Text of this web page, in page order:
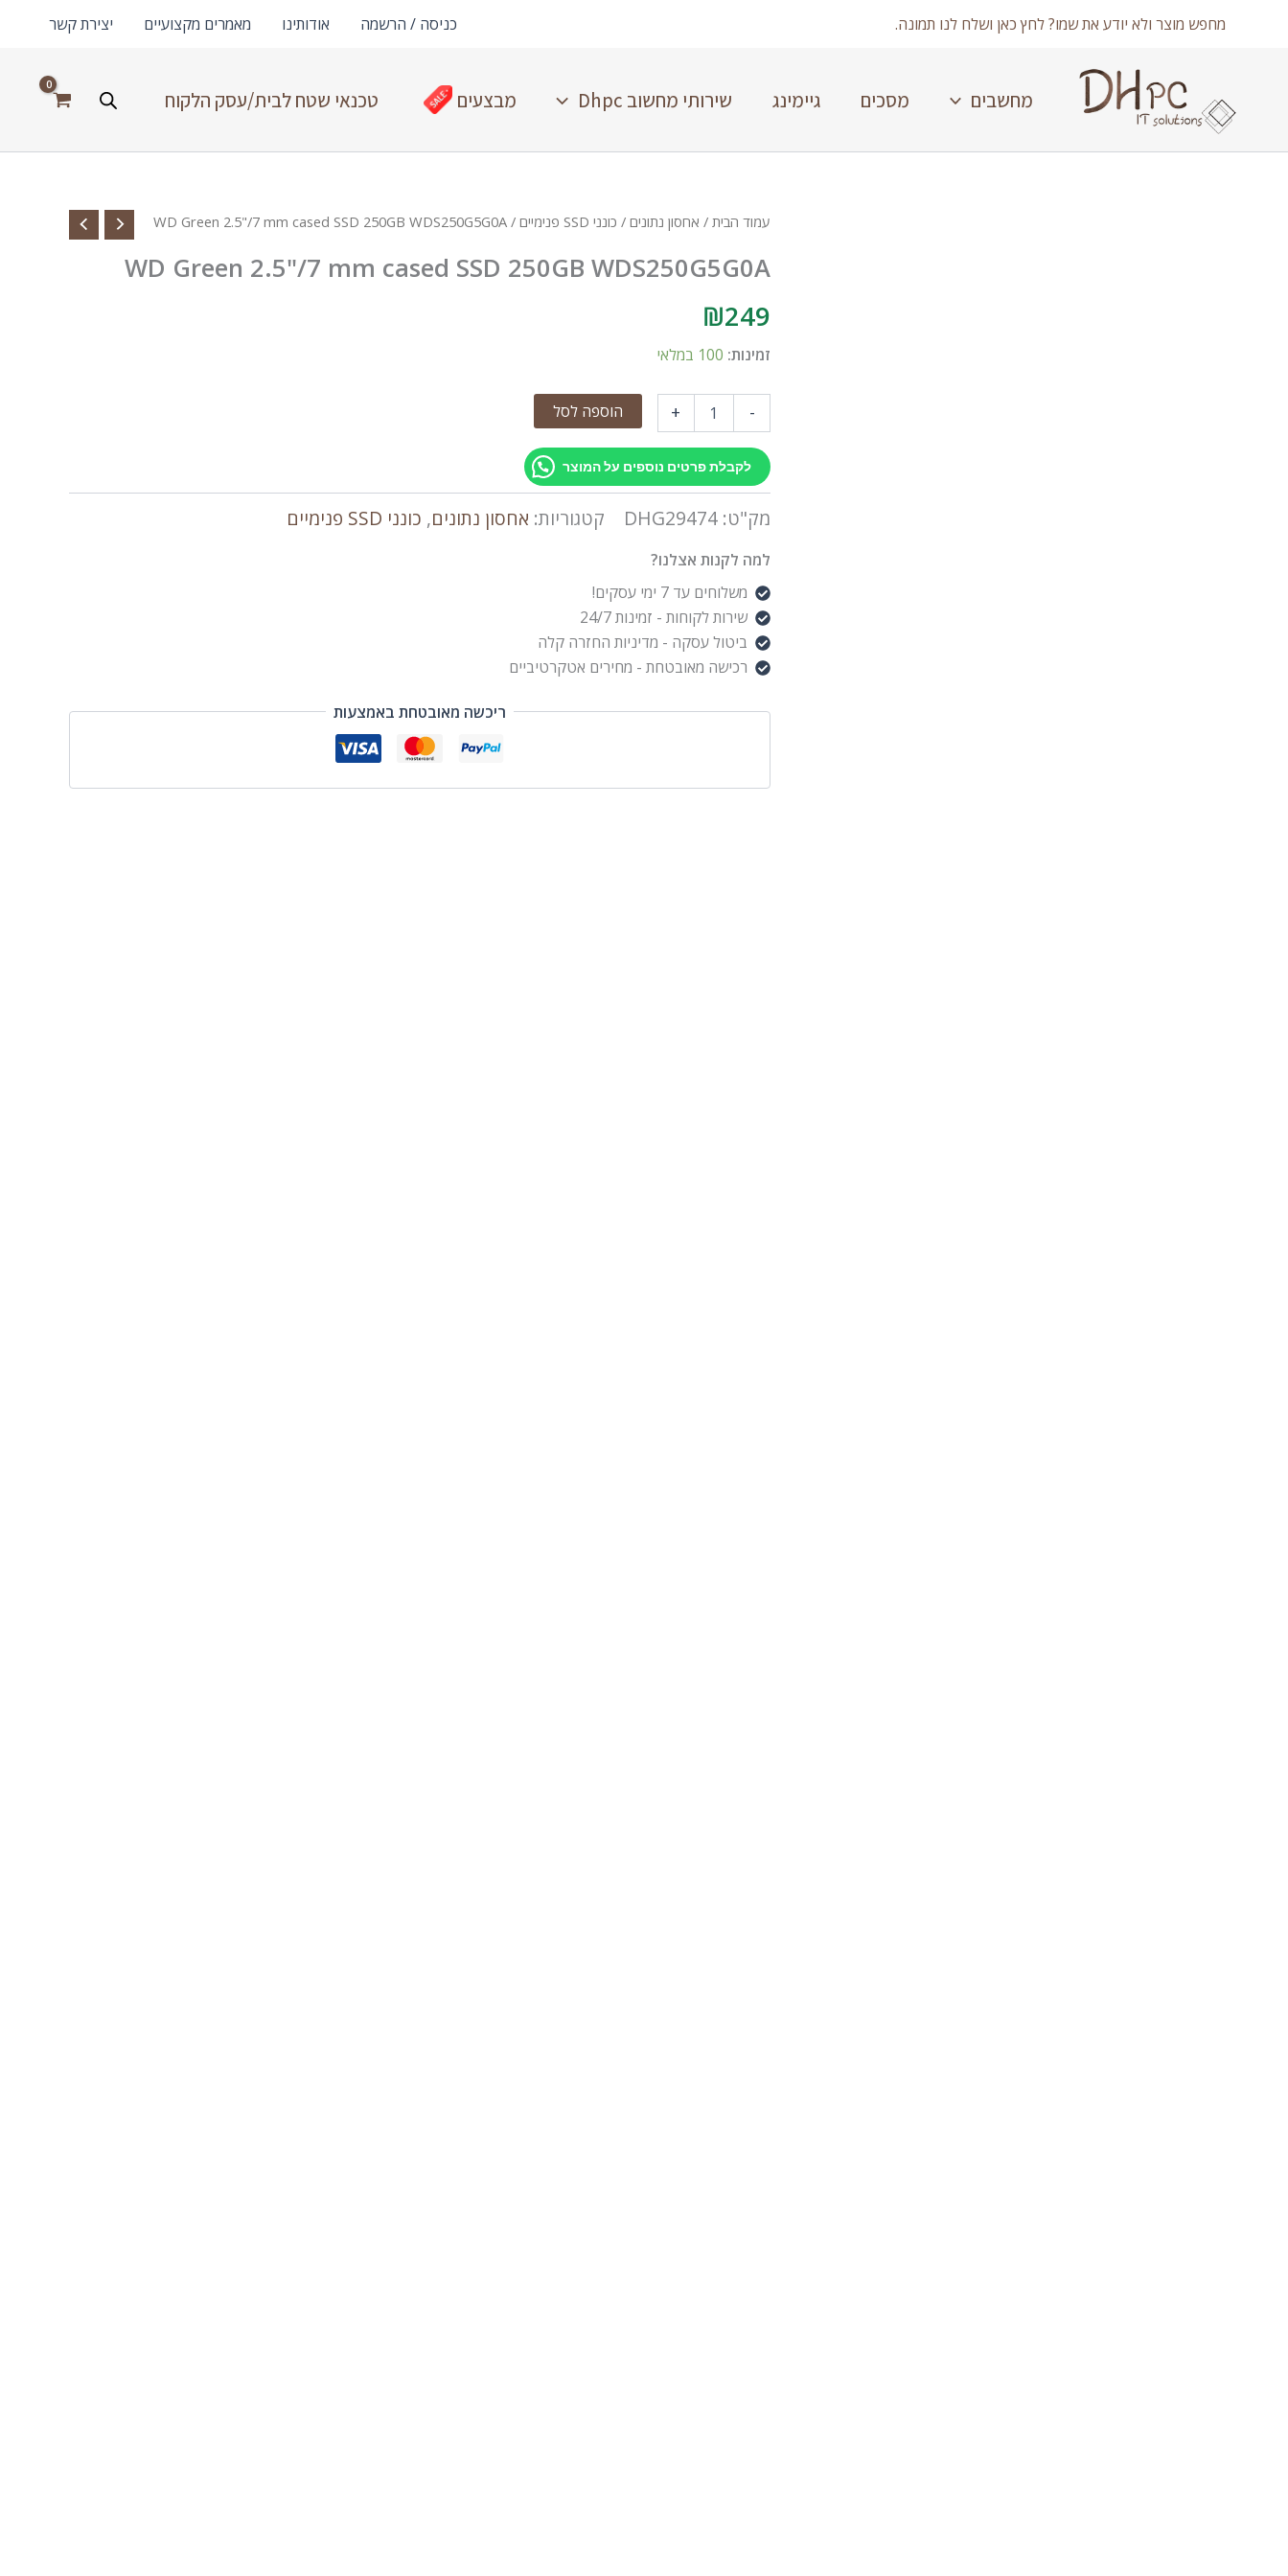
מחפש מוצר ולא יודע את שמו? לחץ כאן ושלח לנו תמונה. כניסה / הרשמה אודותינו מאמרים מקצועיים יצירת קשר
מחשבים מסכים גיימינג שירותי מחשוב Dhpc מבצעים טכנאי שטח לבית/עסק הלקוח
עמוד הבית / אחסון נתונים / כונני SSD פנימיים / WD Green 2.5"/7 mm cased SSD 250GB WDS250G5G0A
WD Green 2.5"/7 mm cased SSD 250GB WDS250G5G0A
₪249
זמינות: 100 במלאי
-
+ הוספה לסל
לקבלת פרטים נוספים על המוצר
מק"ט: DHG29474 קטגוריות: אחסון נתונים, כונני SSD פנימיים
למה לקנות אצלנו?
משלוחים עד 7 ימי עסקים!
שירות לקוחות - זמינות 24/7
ביטול עסקה - מדיניות החזרה קלה
רכישה מאובטחת - מחירים אטקרטיביים
ריכשה מאובטחת באמצעות